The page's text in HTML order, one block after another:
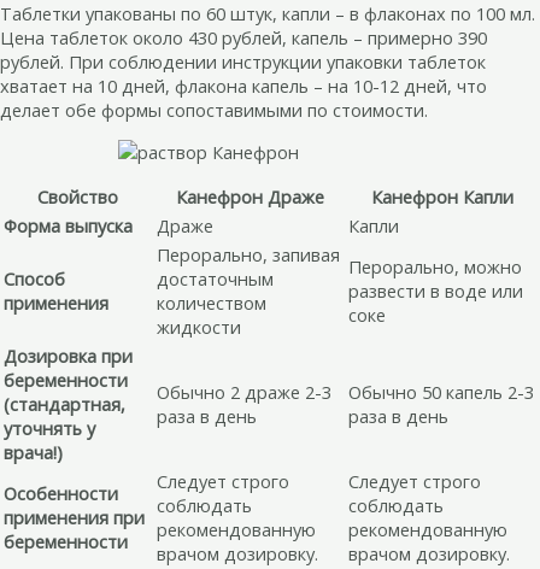
Таблетки упакованы по 60 штук, капли – в флаконах по 100 мл.
Цена таблеток около 430 рублей, капель – примерно 390
рублей. При соблюдении инструкции упаковки таблеток
хватает на 10 дней, флакона капель – на 10-12 дней, что
делает обе формы сопоставимыми по стоимости.
Свойство Канефрон Драже
Канефрон Капли
Форма выпуска
Драже Капли
Способ
применения
Перорально, запивая
достаточным
количеством
жидкости
Перорально, можно
развести в воде или
соке
Дозировка при
беременности
(стандартная,
уточнять у
врача!)
Обычно 2 драже 2-3
раза в день
Обычно 50 капель 2-3
раза в день
Особенности
применения при
беременности
Следует строго
соблюдать
рекомендованную
врачом дозировку.
Следует строго
соблюдать
рекомендованную
врачом дозировку.